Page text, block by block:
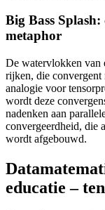
Big Bass
metaphor
De watervlokken van
rijken, die convergent
analogie voor
wordt deze
nadenken aan
convergeerdheid, die
wordt afgebouwd.
educatie –